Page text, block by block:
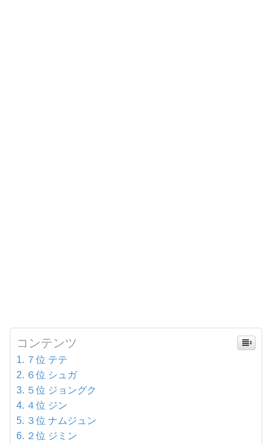
コンテンツ
７位 テテ
６位 シュガ
５位 ジョングク
４位 ジン
３位 ナムジュン
２位 ジミン